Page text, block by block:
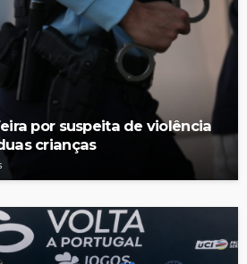
por suspeita de violência
crianças